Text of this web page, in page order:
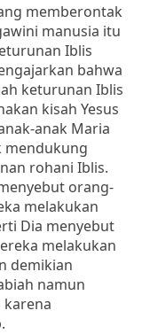
memberontak
manusia itu
Iblis
bahwa
keturunan Iblis
kisah Yesus
anak Maria
mendukung
rohani Iblis.
orang-
melakukan
Dia menyebut
melakukan
demikian
namun
karena